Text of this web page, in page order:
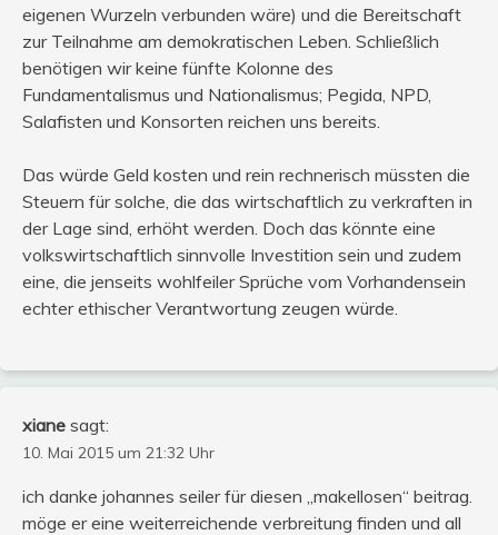
eigenen Wurzeln verbunden wäre) und die Bereitschaft
zur Teilnahme am demokratischen Leben. Schließlich
benötigen wir keine fünfte Kolonne des
Fundamentalismus und Nationalismus; Pegida, NPD,
Salafisten und Konsorten reichen uns bereits.
Das würde Geld kosten und rein rechnerisch müssten die
Steuern für solche, die das wirtschaftlich zu verkraften in
der Lage sind, erhöht werden. Doch das könnte eine
volkswirtschaftlich sinnvolle Investition sein und zudem
eine, die jenseits wohlfeiler Sprüche vom Vorhandensein
echter ethischer Verantwortung zeugen würde.
xiane sagt:
10. Mai 2015 um 21:32 Uhr
ich danke johannes seiler für diesen „makellosen“ beitrag.
möge er eine weiterreichende verbreitung finden und all